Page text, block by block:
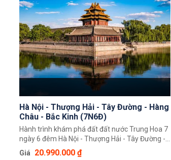
đến nổi tiếng là Bắc Kinh, Thượng Hải, Hàng
Châu, Tô Châu, Tây Ô Trấn.
Hà Nội - Thượng Hải - Tây Đường - Hàng
Châu - Bắc Kinh (7N6Đ)
Hành trình khám phá đất đất nước Trung Hoa 7
ngày 6 đêm Hà Nội - Thượng Hải - Tây Đường -
Hàng Châu - Bắc Kinh (7N6Đ) sẽ mang đến cho
du khách những trải nghiệm tuyệt vời. Trong
Giá 20.990.000 ₫